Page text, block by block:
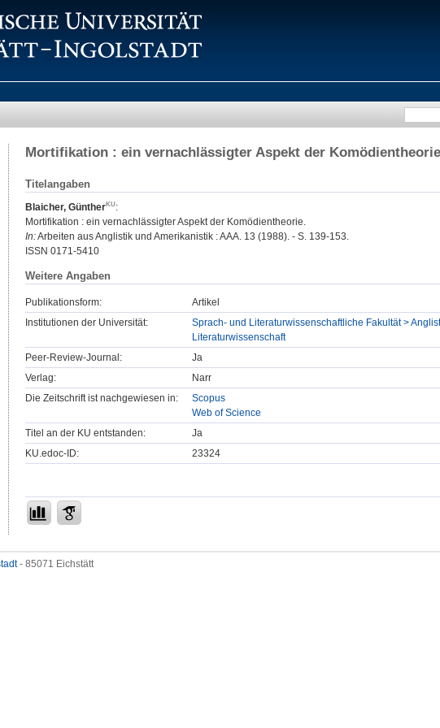
Mortifikation : ein vernachlässigter Aspekt der Komödientheorie
Titelangaben
Blaicher, Günther
:
Mortifikation : ein vernachlässigter Aspekt der Komödientheorie.
In:Arbeiten aus Anglistik und Amerikanistik : AAA. 13 (1988). - S. 139-153.
ISSN 0171-5410
Weitere Angaben
Publikationsform:
Artikel
Institutionen der Universität:
Sprach- und Literaturwissenschaftliche Fakultät >
Literaturwissenschaft
Peer-Review-Journal:
Ja
Verlag:
Narr
Die Zeitschrift ist nachgewiesen in:
Scopus
Web of Science
Titel an der KU entstanden:
Ja
KU.edoc-ID:
23324
- 85071 Eichstätt